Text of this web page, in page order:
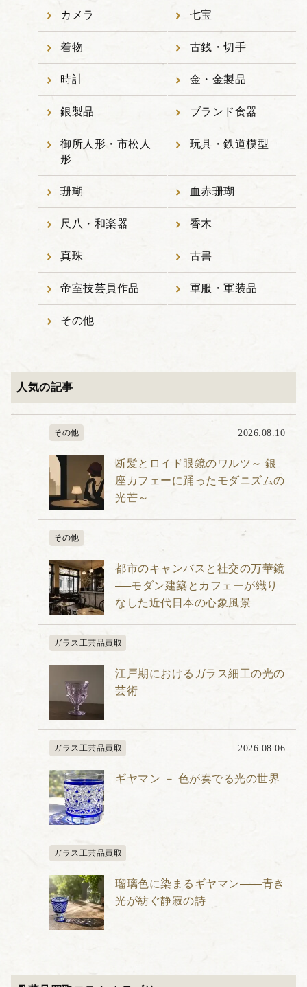
カメラ 七宝
着物 古銭・切手
時計 金・金製品
銀製品 ブランド食器
御所人形・市松人
形
玩具・鉄道模型
珊瑚 血赤珊瑚
尺八・和楽器 香木
真珠 古書
帝室技芸員作品 軍服・軍装品
その他
人気の記事
その他 2026.08.10
断髪とロイド眼鏡のワルツ～ 銀
座カフェーに踊ったモダニズムの
光芒～
その他
都市のキャンバスと社交の万華鏡
──モダン建築とカフェーが織り
なした近代日本の心象風景
ガラス工芸品買取
江戸期におけるガラス細工の光の
芸術
ガラス工芸品買取 2026.08.06
ギヤマン － 色が奏でる光の世界
ガラス工芸品買取
瑠璃色に染まるギヤマン――青き
光が紡ぐ静寂の詩